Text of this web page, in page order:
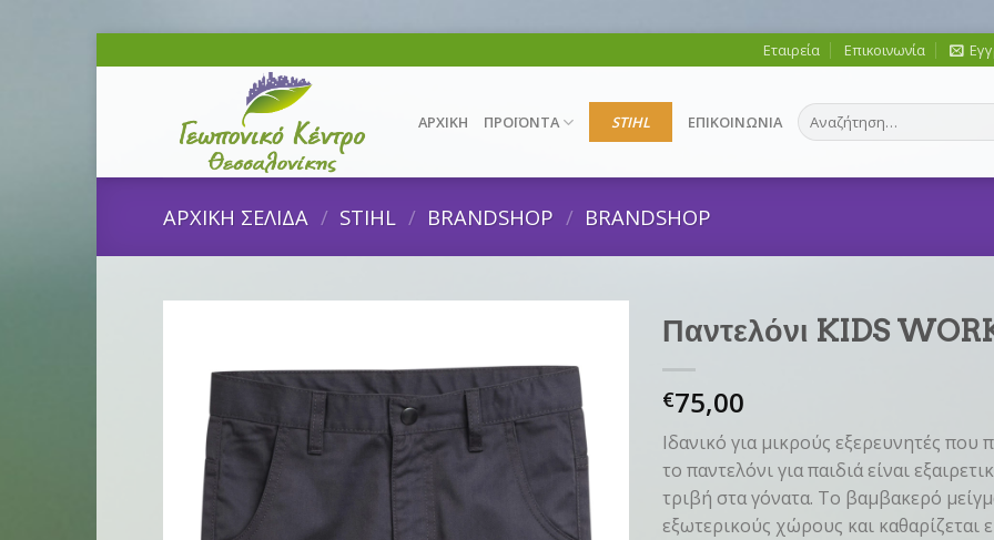
to
Εταιρεία Επικοινωνία
ΑΡΧΙΚΗ ΠΡΟΪΟΝΤΑ STIHL ΕΠΙΚΟΙΝΩΝΙΑ
Αναζήτηση
για:
ΑΡΧΙΚΗ ΣΕΛΙΔΑ / STIHL / BRANDSHOP / BRANDSHOP
Παντελόνι KIDS
€75,00
Ιδανικό για μικρούς εξερευνητές που
το παντελόνι για παιδιά είναι
τριβή στα γόνατα. Το βαμβακερό
εξωτερικούς χώρους και καθαρίζεται